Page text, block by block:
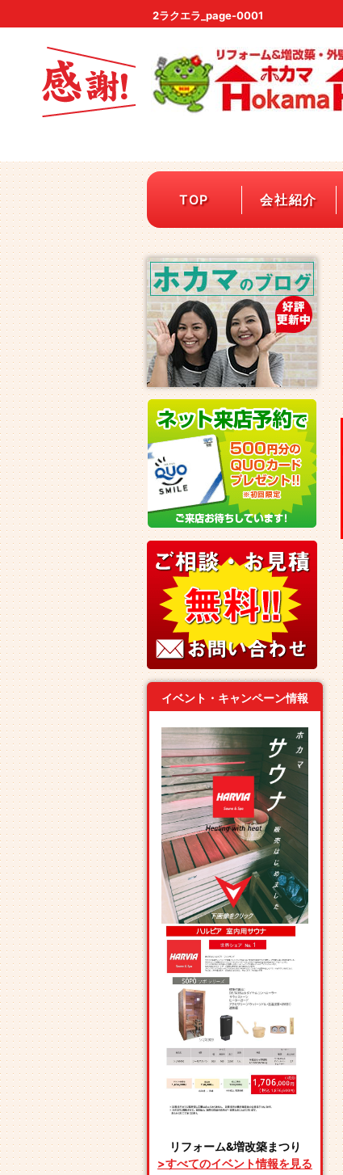
2ラクエラ_page-0001
TOP 会社紹介
イベント・キャンペーン情報
リフォーム&増改築まつり
>すべてのイベント情報を見る